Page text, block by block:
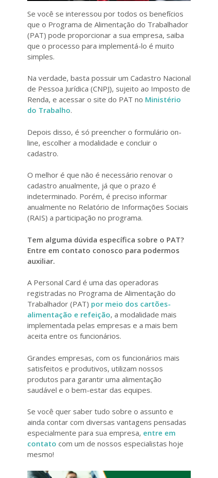
Se você se interessou por todos os benefícios
que o Programa de Alimentação do Trabalhador
(PAT) pode proporcionar a sua empresa, saiba
que o processo para implementá-lo é muito
simples.
Na verdade, basta possuir um Cadastro Nacional
de Pessoa Jurídica (CNPJ), sujeito ao Imposto de
Renda, e acessar o site do PAT no Ministério
do Trabalho.
Depois disso, é só preencher o formulário on-
line, escolher a modalidade e concluir o
cadastro.
O melhor é que não é necessário renovar o
cadastro anualmente, já que o prazo é
indeterminado. Porém, é preciso informar
anualmente no Relatório de Informações Sociais
(RAIS) a participação no programa.
Tem alguma dúvida específica sobre o PAT?
Entre em contato conosco para podermos
auxiliar.
A Personal Card é uma das operadoras
registradas no Programa de Alimentação do
Trabalhador (PAT) por meio dos cartões-
alimentação e refeição, a modalidade mais
implementada pelas empresas e a mais bem
aceita entre os funcionários.
Grandes empresas, com os funcionários mais
satisfeitos e produtivos, utilizam nossos
produtos para garantir uma alimentação
saudável e o bem-estar das equipes.
Se você quer saber tudo sobre o assunto e
ainda contar com diversas vantagens pensadas
especialmente para sua empresa, entre em
contato com um de nossos especialistas hoje
mesmo!